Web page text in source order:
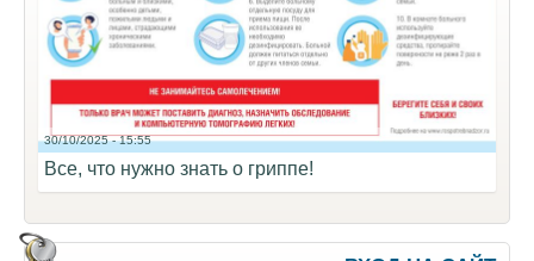
30/10/2025 - 15:55
Все, что нужно знать о гриппе!